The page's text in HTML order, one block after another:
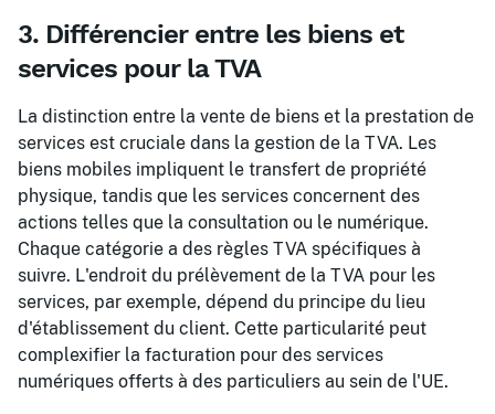
3. Différencier entre les biens et
services pour la TVA
La distinction entre la vente de biens et la prestation de
services est cruciale dans la gestion de la TVA. Les
biens mobiles impliquent le transfert de propriété
physique, tandis que les services concernent des
actions telles que la consultation ou le numérique.
Chaque catégorie a des règles TVA spécifiques à
suivre. L'endroit du prélèvement de la TVA pour les
services, par exemple, dépend du principe du lieu
d'établissement du client. Cette particularité peut
complexifier la facturation pour des services
numériques offerts à des particuliers au sein de l'UE.